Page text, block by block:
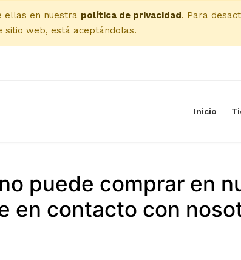
ellas en nuestra política de privacidad. Para
sitio web, está aceptándolas.
Inicio
puede comprar en
en contacto con